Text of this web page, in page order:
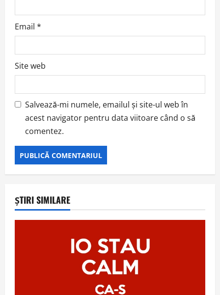
Email *
Site web
Salvează-mi numele, emailul și site-ul web în
acest navigator pentru data viitoare când o să
comentez.
ȘTIRI SIMILARE